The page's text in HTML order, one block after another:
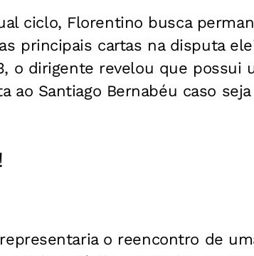
ciclo, Florentino busca
principais cartas na disputa
o dirigente revelou que possui
ao Santiago Bernabéu caso seja
o reencontro de